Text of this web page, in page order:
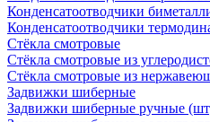
Конденсатоотводчики
Конденсатоотводчики
Стёкла смотровые
Стёкла смотровые из
Стёкла смотровые из
Задвижки шиберные
Задвижки шиберные ручные